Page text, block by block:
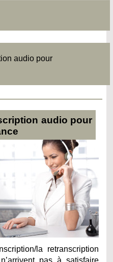
audio pour
audio pour
la retranscription
pas à satisfaire